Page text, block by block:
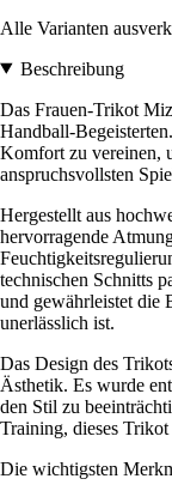
Alle Varianten
Beschreibung
Das Frauen-Trikot
Handball-
Komfort zu vereinen,
anspruchsvollsten
Hergestellt aus
hervorragende
technischen Schnitts
und gewährleistet die
unerlässlich ist.
Das Design des
Ästhetik. Es wurde
den Stil zu
Training, dieses
Die wichtigsten